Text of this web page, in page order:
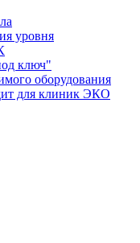
уровня
ключ"
оборудования
для клиник ЭКО